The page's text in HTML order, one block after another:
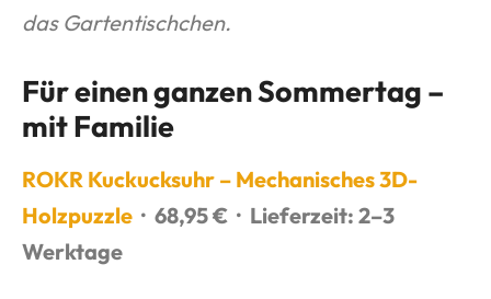
das Gartentischchen.
Für einen ganzen Sommertag –
mit Familie
ROKR Kuckucksuhr – Mechanisches 3D-
Holzpuzzle · 68,95 € · Lieferzeit: 2–3
Werktage